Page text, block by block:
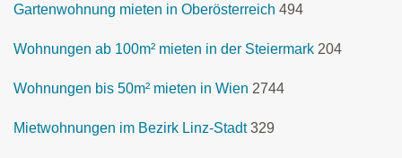
Gartenwohnung mieten in Oberösterreich 494
Wohnungen ab 100m² mieten in der Steiermark 204
Wohnungen bis 50m² mieten in Wien 2744
Mietwohnungen im Bezirk Linz-Stadt 329